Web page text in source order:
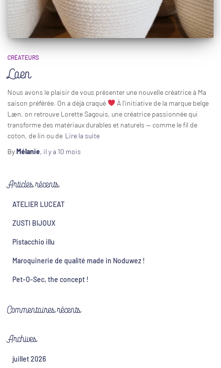
CRÉATEURS
Laen
Nous avons le plaisir de vous présenter une nouvelle créatrice à Ma
saison préférée. On a déjà craqué
À l’initiative de la marque belge
Læn, on retrouve Lorette Sagouis, une créatrice passionnée qui
transforme des matériaux durables et naturels — comme le fil de
coton, de lin ou de Lire la suite
ByMélanie, il y a 10 mois
Articles récents
ATELIER LUCEAT
ZUSTI BIJOUX
Pistacchio illu
Maroquinerie de qualité made in Noduwez !
Pet-O-Sec, the concept !
Commentaires récents
Archives
juillet 2026